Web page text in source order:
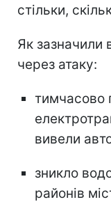
стільки,
Як зазначили
через атаку:
тимчасово
вивели
зникло
районів